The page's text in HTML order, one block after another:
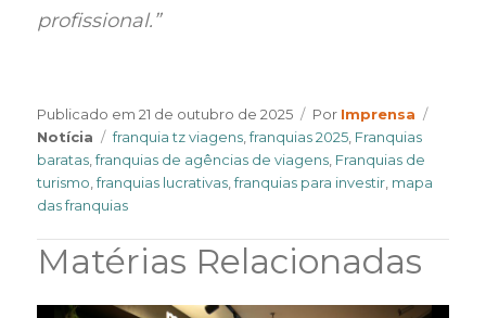
profissional.”
Publicado em21 de outubro de 2025 Por Author
Imprensa
Notícia
Tags
franquia tz viagens ,franquias 2025 Franquias
baratas ,franquias de agências de viagens Franquias de
turismo ,franquias lucrativas ,franquias para investir mapa
das franquias
Matérias Relacionadas